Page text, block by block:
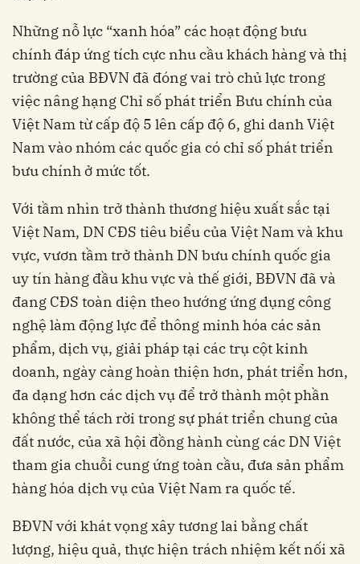
Những nỗ lực “xanh hóa” các hoạt động bưu
chính đáp ứng tích cực nhu cầu khách hàng và thị
trường của BĐVN đã đóng vai trò chủ lực trong
việc nâng hạng Chỉ số phát triển Bưu chính của
Việt Nam từ cấp độ 5 lên cấp độ 6, ghi danh Việt
Nam vào nhóm các quốc gia có chỉ số phát triển
bưu chính ở mức tốt.
Với tầm nhìn trở thành thương hiệu xuất sắc tại
Việt Nam, DN CĐS tiêu biểu của Việt Nam và khu
vực, vươn tầm trở thành DN bưu chính quốc gia
uy tín hàng đầu khu vực và thế giới, BĐVN đã và
đang CĐS toàn diện theo hướng ứng dụng công
nghệ làm động lực để thông minh hóa các sản
phẩm, dịch vụ, giải pháp tại các trụ cột kinh
doanh, ngày càng hoàn thiện hơn, phát triển hơn,
đa dạng hơn các dịch vụ để trở thành một phần
không thể tách rời trong sự phát triển chung của
đất nước, của xã hội đồng hành cùng các DN Việt
tham gia chuỗi cung ứng toàn cầu, đưa sản phẩm
hàng hóa dịch vụ của Việt Nam ra quốc tế.
BĐVN với khát vọng xây tương lai bằng chất
lượng, hiệu quả, thực hiện trách nhiệm kết nối xã